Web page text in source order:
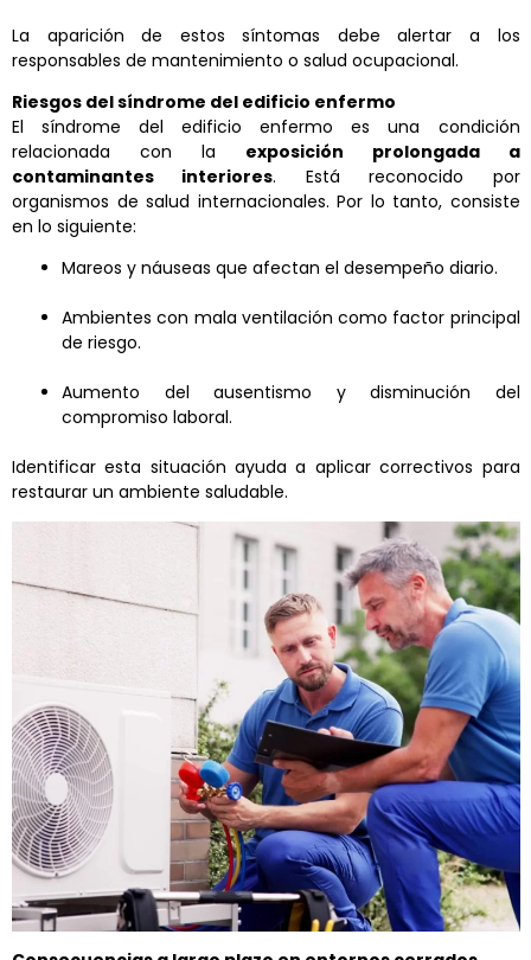
La aparición de estos síntomas debe alertar a los
responsables de mantenimiento o salud ocupacional.
Riesgos del síndrome del edificio enfermo
El síndrome del edificio enfermo es una condición
relacionada con la exposición prolongada a
contaminantes interiores. Está reconocido por
organismos de salud internacionales. Por lo tanto, consiste
en lo siguiente:
Mareos y náuseas que afectan el desempeño diario.
Ambientes con mala ventilación como factor principal
de riesgo.
Aumento del ausentismo y disminución del
compromiso laboral.
Identificar esta situación ayuda a aplicar correctivos para
restaurar un ambiente saludable.